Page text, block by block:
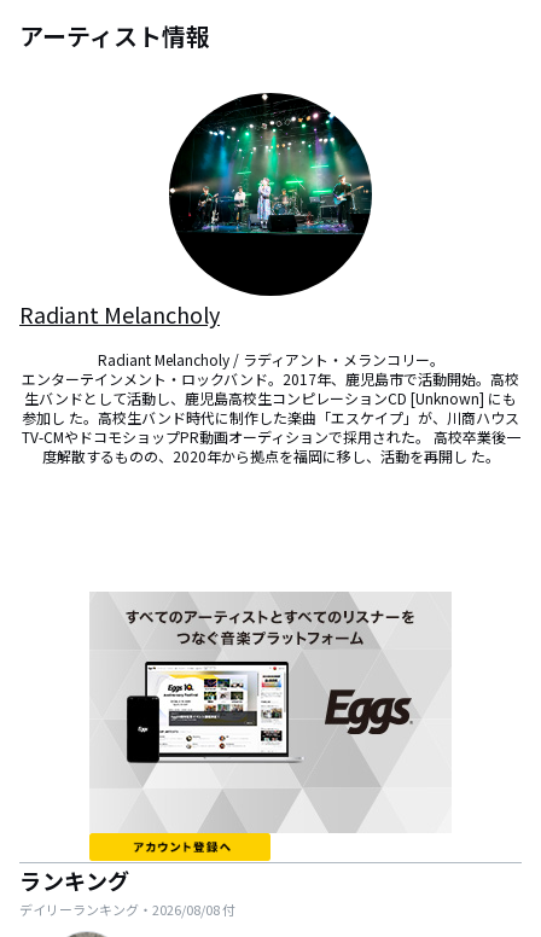
アーティスト情報
Radiant Melancholy
Radiant Melancholy / ラディアント・メランコリー。
エンターテインメント・ロックバンド。2017年、鹿児島市で活動開始。高校
生バンドとして活動し、鹿児島高校生コンピレーションCD [Unknown] にも
参加し た。高校生バンド時代に制作した楽曲「エスケイプ」が、川商ハウス
TV-CMやドコモショップPR動画オーディションで採用された。 高校卒業後一
度解散するものの、2020年から拠点を福岡に移し、活動を再開し た。
ランキング
デイリーランキング・ 2026/08/08付